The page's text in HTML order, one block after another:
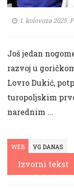
1. kolovoza 2025.
Još jedan
razvoj u
Lovro Dukić,
turopoljskim
narednim ...
WEB VG DANAS
Izvorni tekst